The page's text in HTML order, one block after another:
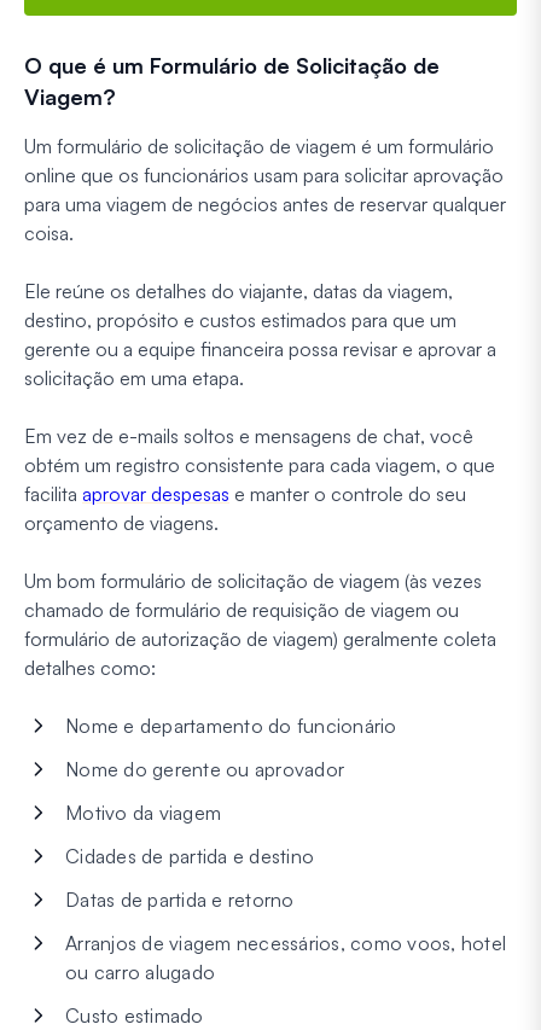
O que é um Formulário de Solicitação de
Viagem?
Um formulário de solicitação de viagem é um formulário
online que os funcionários usam para solicitar aprovação
para uma viagem de negócios antes de reservar qualquer
coisa.
Ele reúne os detalhes do viajante, datas da viagem,
destino, propósito e custos estimados para que um
gerente ou a equipe financeira possa revisar e aprovar a
solicitação em uma etapa.
Em vez de e-mails soltos e mensagens de chat, você
obtém um registro consistente para cada viagem, o que
facilita aprovar despesas e manter o controle do seu
orçamento de viagens.
Um bom formulário de solicitação de viagem (às vezes
chamado de formulário de requisição de viagem ou
formulário de autorização de viagem) geralmente coleta
detalhes como:
Nome e departamento do funcionário
Nome do gerente ou aprovador
Motivo da viagem
Cidades de partida e destino
Datas de partida e retorno
Arranjos de viagem necessários, como voos, hotel
ou carro alugado
Custo estimado